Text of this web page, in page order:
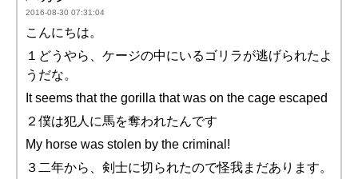
2016-08-30 07:31:04
こんにちは。
１どうやら、ケージの中にいるゴリラが逃げられたよ
うだな。
It seems that the gorilla that was on the cage escaped
２僕は犯人に馬を奪われたんです
My horse was stolen by the criminal!
３二年から、剣士に切られたので怪我まだあります。